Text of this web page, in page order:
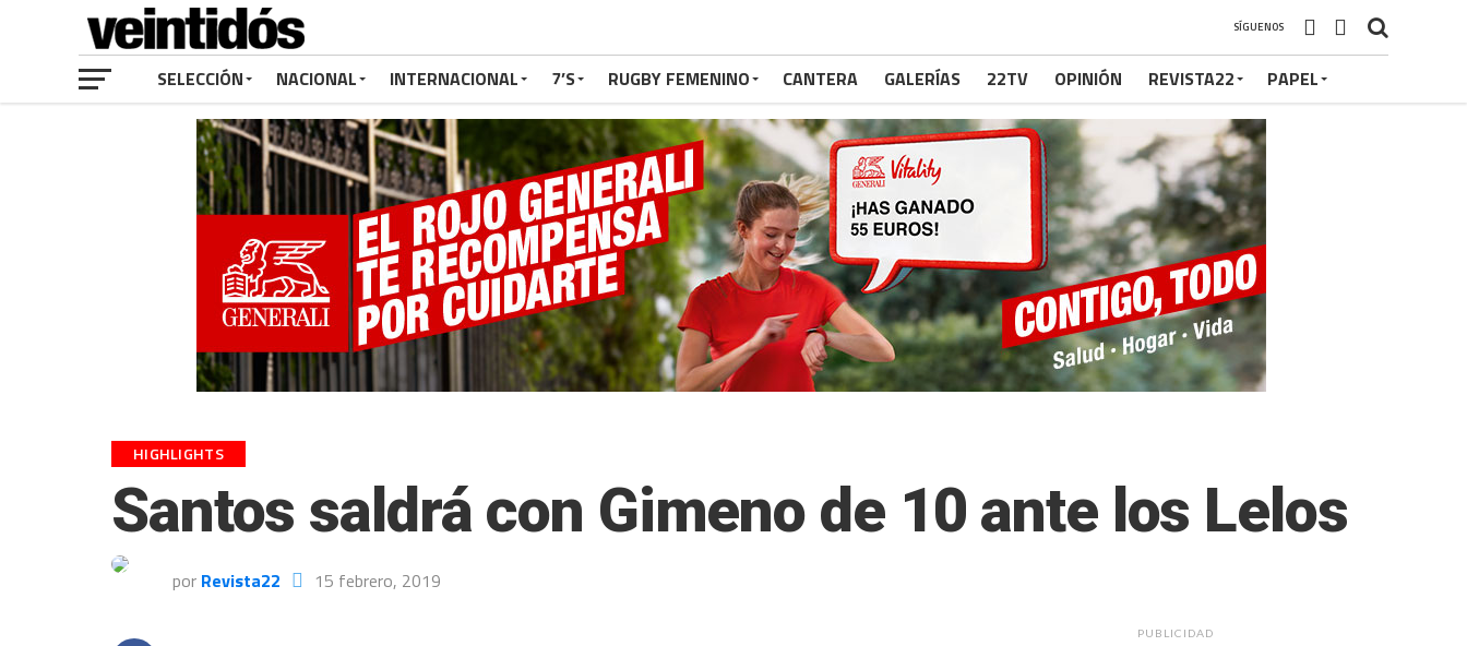
SÍGUENOS
SELECCIÓN NACIONAL INTERNACIONAL 7’S RUGBY FEMENINO CANTERA GALERÍAS 22TV OPINIÓN REVISTA22 PAPEL
HIGHLIGHTS
Santos saldrá con Gimeno de 10 ante los Lelos
por Revista22 15 febrero, 2019
PUBLICIDAD